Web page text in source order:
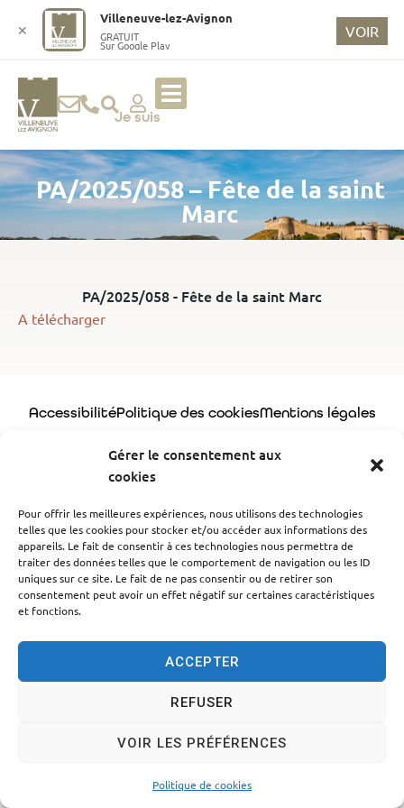
Gérer le consentement aux
cookies
Pour offrir les meilleures expériences, nous utilisons des technologies
telles que les cookies pour stocker et/ou accéder aux informations des
appareils. Le fait de consentir à ces technologies nous permettra de
traiter des données telles que le comportement de navigation ou les ID
uniques sur ce site. Le fait de ne pas consentir ou de retirer son
consentement peut avoir un effet négatif sur certaines caractéristiques
et fonctions.
ACCEPTER
REFUSER
VOIR LES PRÉFÉRENCES
Politique de cookies
ri
n
ci
Je suis
PA/2025/058 – Fête de la saint
Marc
PA/2025/058 - Fête de la saint Marc
A télécharger
AccessibilitéPolitique des cookiesMentions légales
© 2024 - Propulsé par Utopia
✕
Villeneuve-lez-Avignon
GRATUIT
Sur Google Play
VOIR